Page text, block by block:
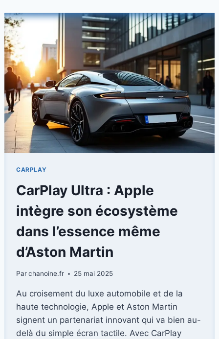
2025
VERS
NOUVELLE
DE
L’EXCELLENCE
?
CARPLAY
CarPlay Ultra : Apple
intègre son écosystème
dans l’essence même
d’Aston Martin
Parchanoine.fr 25 mai 2025
Au croisement du luxe automobile et de la
haute technologie, Apple et Aston Martin
signent un partenariat innovant qui va bien au-
delà du simple écran tactile. Avec CarPlay